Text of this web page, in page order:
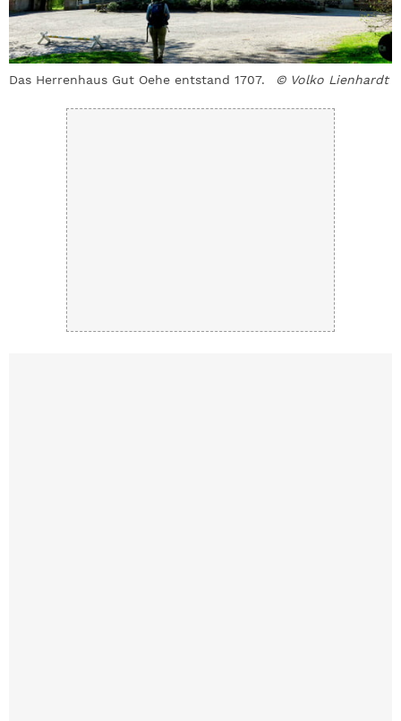
Das Herrenhaus Gut Oehe entstand 1707. © Volko Lienhardt